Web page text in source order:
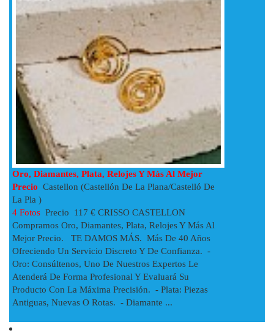
Oro, Diamantes, Plata, Relojes Y Más Al Mejor
Precio Castellon (Castellón De La Plana/Castelló De
La Pla )
4 Fotos Precio 117 € CRISSO CASTELLON
Compramos Oro, Diamantes, Plata, Relojes Y Más Al
Mejor Precio. TE DAMOS MÁS. Más De 40 Años
Ofreciendo Un Servicio Discreto Y De Confianza. -
Oro: Consúltenos, Uno De Nuestros Expertos Le
Atenderá De Forma Profesional Y Evaluará Su
Producto Con La Máxima Precisión. - Plata: Piezas
Antiguas, Nuevas O Rotas. - Diamante ...